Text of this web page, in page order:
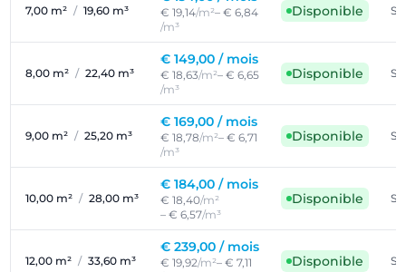
7,00 m² / 19,60 m³ € 19,14/m²– € 6,84
/m³
Disponible
8,00 m² / 22,40 m³
€ 149,00 / mois
€ 18,63/m²– € 6,65
/m³
Disponible
9,00 m² / 25,20 m³
€ 169,00 / mois
€ 18,78/m²– € 6,71
/m³
Disponible
10,00 m² / 28,00 m³
€ 184,00 / mois
€ 18,40/m²
– € 6,57/m³
Disponible
12,00 m² / 33,60 m³
€ 239,00 / mois
€ 19,92/m²– € 7,11
Disponible